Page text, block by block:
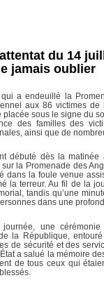
du 14
jamais oublier
qui a endeuillé la
aux 86 victimes de
sous le signe du
des familles des
ainsi que de
débuté dès la
la Promenade des
dans la foule venue
la terreur. Au fil de la
tandis qu’une
dans une
une
la République, entouré
de sécurité et des
a salué la mémoire
de tous ceux qui